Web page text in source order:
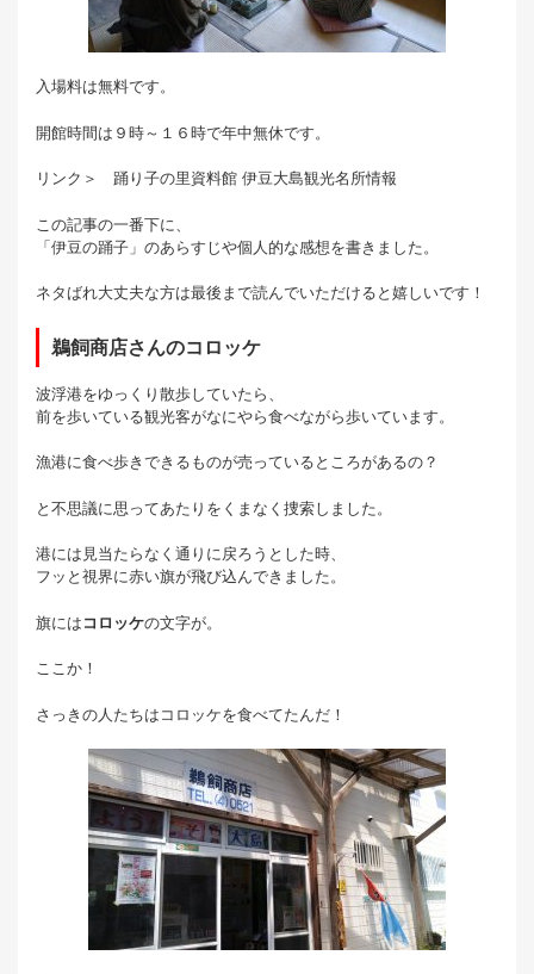
入場料は無料です。
開館時間は９時～１６時で年中無休です。
リンク＞ 踊り子の里資料館 伊豆大島観光名所情報
この記事の一番下に、
「伊豆の踊子」のあらすじや個人的な感想を書きました。
ネタばれ大丈夫な方は最後まで読んでいただけると嬉しいです！
鵜飼商店さんのコロッケ
波浮港をゆっくり散歩していたら、
前を歩いている観光客がなにやら食べながら歩いています。
漁港に食べ歩きできるものが売っているところがあるの？
と不思議に思ってあたりをくまなく捜索しました。
港には見当たらなく通りに戻ろうとした時、
フッと視界に赤い旗が飛び込んできました。
旗には コロッケの文字が。
ここか！
さっきの人たちはコロッケを食べてたんだ！